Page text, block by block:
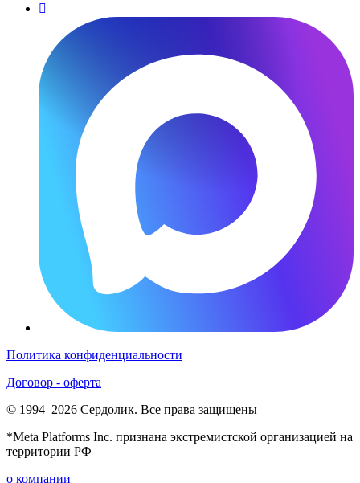

Политика конфиденциальности
Договор - оферта
© 1994–2026 Сердолик. Все права защищены
*Meta Platforms Inc. признана экстремистской организацией на
территории РФ
о компании